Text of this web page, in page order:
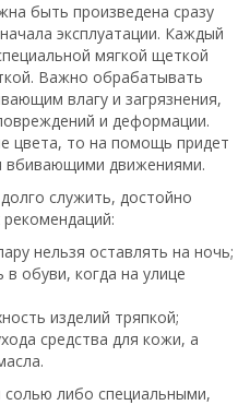
быть произведена сразу
эксплуатации. Каждый
мягкой щеткой
Важно обрабатывать
влагу и загрязнения,
и деформации.
цвета, то на помощь придет
вбивающими движениями.
служить, достойно
нельзя оставлять на ночь;
обуви, когда на улице
изделий тряпкой;
средства для кожи, а
либо специальными,